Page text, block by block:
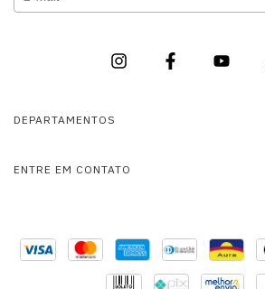
DEPARTAMENTOS
ENTRE EM CONTATO